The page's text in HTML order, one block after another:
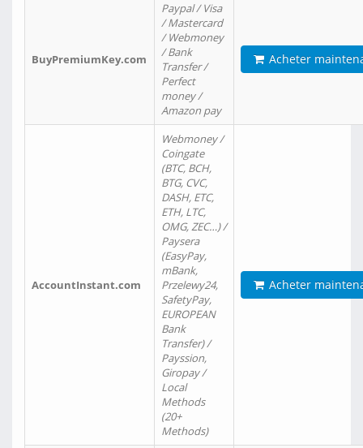
BuyPremiumKey.com
Paypal / Visa
/ Mastercard
/ Webmoney
/ Bank
Transfer /
Perfect
money /
Amazon pay
Acheter
AccountInstant.com
Webmoney /
Coingate
(BTC, BCH,
BTG, CVC,
DASH, ETC,
ETH, LTC,
OMG, ZEC…) /
Paysera
(EasyPay,
mBank,
Przelewy24,
SafetyPay,
EUROPEAN
Bank
Transfer) /
Payssion,
Giropay /
Local
Methods
(20+
Methods)
Acheter